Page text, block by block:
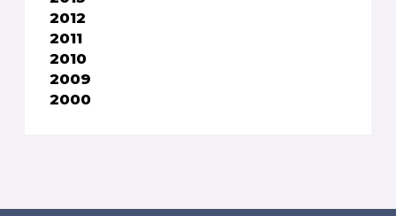
2012
2011
2010
2009
2000